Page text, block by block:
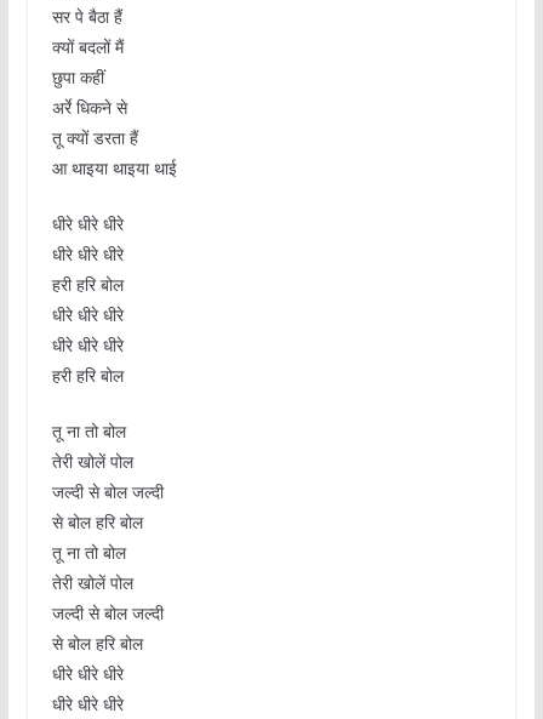
सर पे बैठा हैं
क्यों बदलों मैं
छुपा कहीं
अर्रे धिकने से
तू क्यों डरता हैं
आ थाइया थाइया थाई
धीरे धीरे धीरे
धीरे धीरे धीरे
हरी हरि बोल
धीरे धीरे धीरे
धीरे धीरे धीरे
हरी हरि बोल
तू ना तो बोल
तेरी खोलें पोल
जल्दी से बोल जल्दी
से बोल हरि बोल
तू ना तो बोल
तेरी खोलें पोल
जल्दी से बोल जल्दी
से बोल हरि बोल
धीरे धीरे धीरे
धीरे धीरे धीरे